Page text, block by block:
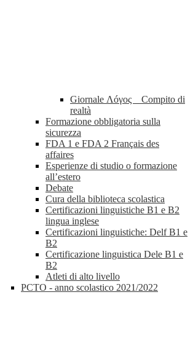
Giornale Λóγος _ Compito di
realtà
Formazione obbligatoria sulla
sicurezza
FDA 1 e FDA 2 Français des
affaires
Esperienze di studio o formazione
all’estero
Debate
Cura della biblioteca scolastica
Certificazioni linguistiche B1 e B2
lingua inglese
Certificazioni linguistiche: Delf B1 e
B2
Certificazione linguistica Dele B1 e
B2
Atleti di alto livello
PCTO - anno scolastico 2021/2022